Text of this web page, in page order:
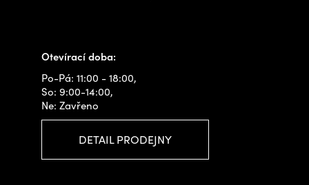
Otevírací doba:
Po-Pá: 11:00 - 18:00,
So: 9:00-14:00,
Ne: Zavřeno
DETAIL PRODEJNY